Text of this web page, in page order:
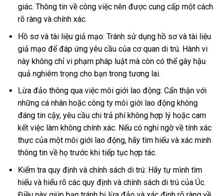
giác. Thông tin về công việc nên được cung cấp một cách
rõ ràng và chính xác.
Hồ sơ và tài liệu giả mạo: Tránh sử dụng hồ sơ và tài liệu
giả mạo để đáp ứng yêu cầu của cơ quan di trú. Hành vi
này không chỉ vi phạm pháp luật mà còn có thể gây hậu
quả nghiêm trọng cho bạn trong tương lai.
Lừa đảo thông qua việc môi giới lao động: Cẩn thận với
những cá nhân hoặc công ty môi giới lao động không
đáng tin cậy, yêu cầu chi trả phí không hợp lý hoặc cam
kết việc làm không chính xác. Nếu có nghi ngờ về tính xác
thực của một môi giới lao động, hãy tìm hiểu và xác minh
thông tin về họ trước khi tiếp tục hợp tác.
Kiểm tra quy định và chính sách di trú: Hãy tự mình tìm
hiểu và hiểu rõ các quy định và chính sách di trú của Úc.